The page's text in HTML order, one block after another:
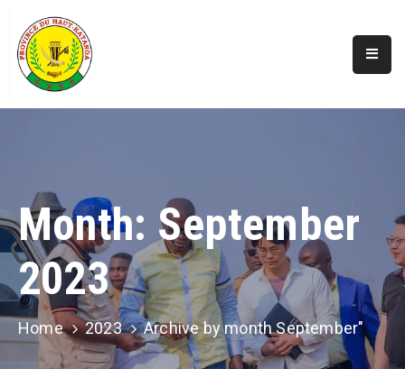
Accueil
Secteurs
Infos
Covid
Perspectives
Month: September
2023
Home 2023 Archive by month September"